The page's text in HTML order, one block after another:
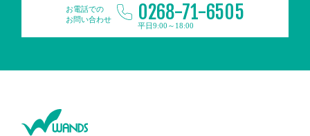
お電話での
お問い合わせ
0268-71-6505
平日9:00～18:00